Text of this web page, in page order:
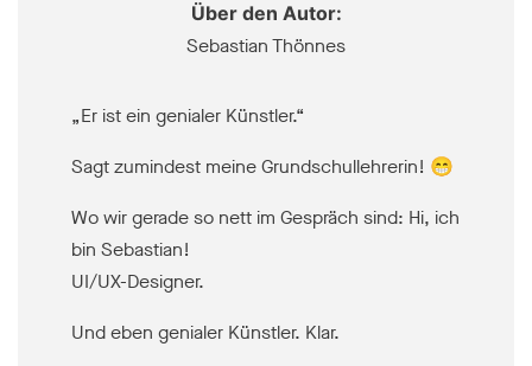
Über den Autor:
Sebastian Thönnes
„Er ist ein genialer Künstler.“
Sagt zumindest meine Grundschullehrerin! 😁
Wo wir gerade so nett im Gespräch sind: Hi, ich
bin Sebastian!
UI/UX-Designer.
Und eben genialer Künstler. Klar.